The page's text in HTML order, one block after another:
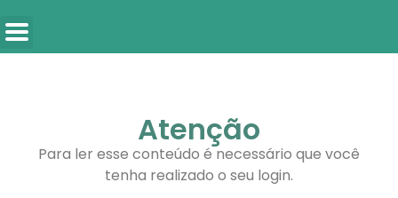
Atenção
Para ler esse conteúdo é necessário que você
tenha realizado o seu login.